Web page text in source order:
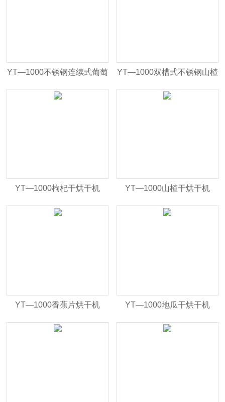
YT—1000不锈钢连续式葡萄
清洗机
YT—1000双槽式不锈钢山楂
清洗机
YT—1000枸杞干烘干机 YT—1000山楂干烘干机
YT—1000香蕉片烘干机 YT—1000地瓜干烘干机